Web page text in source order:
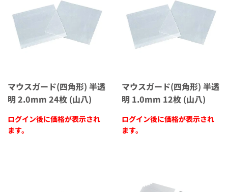
マウスガード(四角形) 半透
明 2.0mm 24枚 (山八)
ログイン後に価格が表示され
ます。
マウスガード(四角形) 半透
明 1.0mm 12枚 (山八)
ログイン後に価格が表示され
ます。